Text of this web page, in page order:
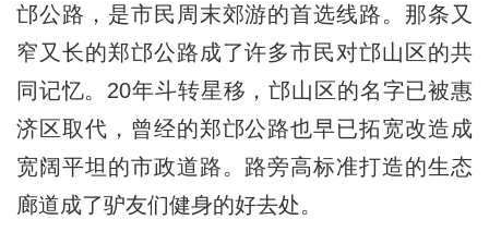
邙公路，是市民周末郊游的首选线路。那条又
窄又长的郑邙公路成了许多市民对邙山区的共
同记忆。20年斗转星移，邙山区的名字已被惠
济区取代，曾经的郑邙公路也早已拓宽改造成
宽阔平坦的市政道路。路旁高标准打造的生态
廊道成了驴友们健身的好去处。